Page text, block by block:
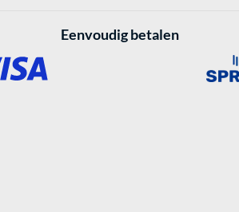
Eenvoudig betalen